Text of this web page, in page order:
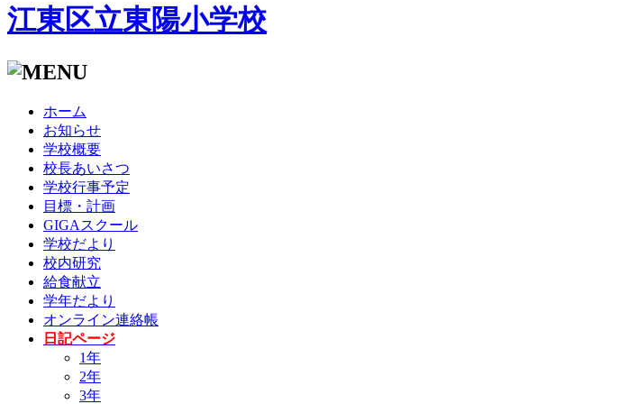
江東区立東陽小学校
ホーム
お知らせ
学校概要
校長あいさつ
学校行事予定
目標・計画
GIGAスクール
学校だより
校内研究
給食献立
学年だより
オンライン連絡帳
日記ページ
1年
2年
3年